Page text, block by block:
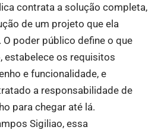
contrata a solução completa,
de um projeto que ela
O poder público define o que
estabelece os requisitos
e funcionalidade, e
a responsabilidade de
para chegar até lá.
Sigiliao, essa